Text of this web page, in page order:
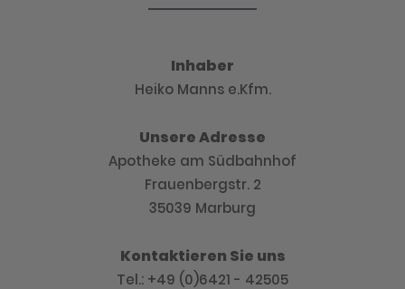
Inhaber
Heiko Manns e.Kfm.
Unsere Adresse
Apotheke am Südbahnhof
Frauenbergstr. 2
35039 Marburg
Kontaktieren Sie uns
Tel.: +49 (0)6421 - 42505